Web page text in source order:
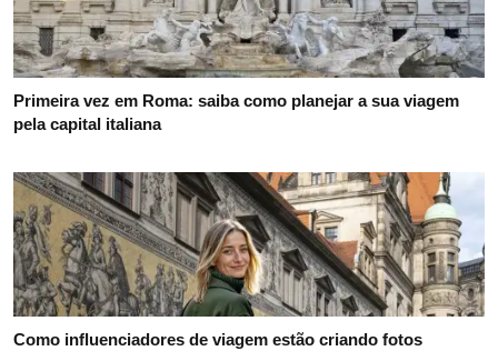
Primeira vez em Roma: saiba como planejar a sua viagem
pela capital italiana
Como influenciadores de viagem estão criando fotos